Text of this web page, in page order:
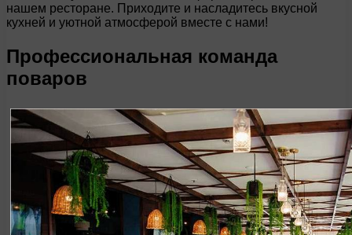
нашем ресторане. Приходите и насладитесь вкусной
кухней и уютной атмосферой вместе с нами!
Профессиональная команда
поваров